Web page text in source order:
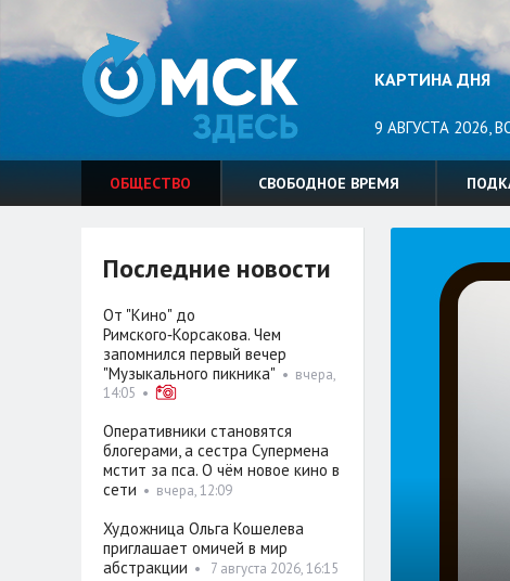
КАРТИНА ДНЯ
9 АВГУСТА 2026,
ОБЩЕСТВО СВОБОДНОЕ ВРЕМЯ
Последние новости
От "Кино" до
Римского‑Корсакова. Чем
запомнился первый вечер
"Музыкального пикника" • вчера,
14:05 •
Оперативники становятся
блогерами, а сестра Супермена
мстит за пса. О чём новое кино в
сети • вчера, 12:09
Художница Ольга Кошелева
приглашает омичей в мир
абстракции • 7 августа 2026, 16:15